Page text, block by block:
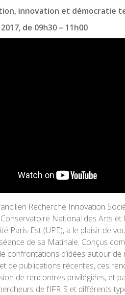
innovation et démocratie
de 09h30 – 11h00
Recherche Innovation
National des Arts
Paris-Est (UPE), a le plaisir de
de sa Matinale. Conçus
confrontations d’idées autour de
de publications récentes, ces
de rencontres privilégiées, et
de l’IFRIS et différents